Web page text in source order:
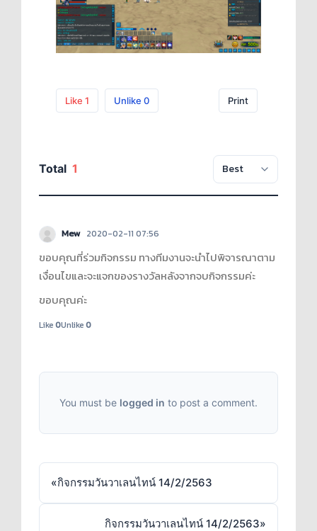
Like 1 Unlike 0 Print
Total 1
Mew 2020-02-11 07:56
ขอบคุณที่ร่วมกิจกรรม ทางทีมงานจะนำไปพิจารณาตาม
เงื่อนไขและจะแจกของรางวัลหลังจากจบกิจกรรมค่ะ
ขอบคุณค่ะ
Like0Unlike0
You must be logged in to post a comment.
«กิจกรรมวันวาเลนไทน์ 14/2/2563
กิจกรรมวันวาเลนไทน์ 14/2/2563»